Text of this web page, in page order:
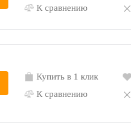
К сравнению
Купить в 1 клик
К сравнению